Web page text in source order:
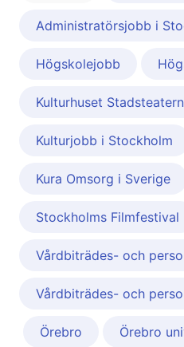
Administratörsjobb i
Högskolejobb
Kulturhuset Stadsteatern
Kulturjobb i Stockholm
Kura Omsorg i Sverige
Stockholms Filmfestival
Vårdbiträdes- och
Vårdbiträdes- och
Örebro Örebro